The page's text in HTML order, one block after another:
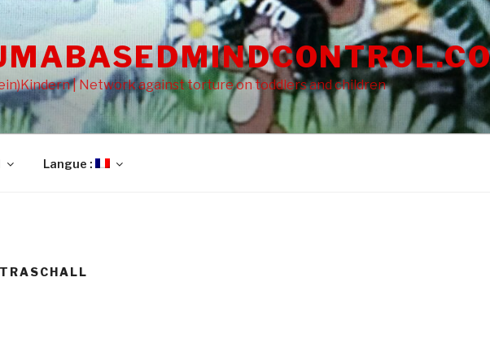
| Network against torture on toddlers and children
Langue :